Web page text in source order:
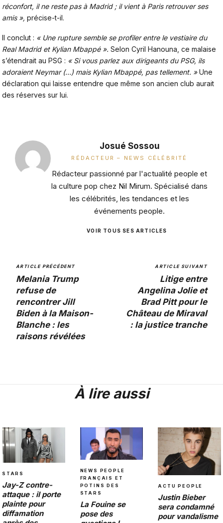
réconfort, il ne reste pas à Madrid ; il vient à Paris retrouver ses
amis », précise-t-il.
Il conclut : « Une rupture semble se profiler entre le vestiaire du
Real Madrid et Kylian Mbappé ». Selon Cyril Hanouna, ce malaise
s’étendrait au PSG : « Si vous parlez aux dirigeants du PSG, ils
adoraient Neymar (…) mais Kylian Mbappé, pas tellement. »Une
déclaration qui laisse entendre que même son ancien club aurait
des réserves sur lui.
Josué Sossou
RÉDACTEUR – NEWS CÉLÉBRITÉ
Rédacteur passionné par l'actualité people et
la culture pop chez Nil Mirum. Spécialisé dans
les célébrités, les tendances et les
événements people.
VOIR TOUS SES ARTICLES
ARTICLE PRÉCÉDENT
Melania Trump
refuse de
rencontrer Jill
Biden à la Maison-
Blanche : les
raisons révélées
ARTICLE SUIVANT
Litige entre
Angelina Jolie et
Brad Pitt pour le
Château de Miraval
: la justice tranche
À lire aussi
STARS
Jay-Z contre-
attaque : il porte
plainte pour
diffamation
NEWS PEOPLE
FRANÇAIS ET
POTINS DES
STARS
La Fouine se
pose des
ACTU PEOPLE
Justin Bieber
sera condamné
pour vandalisme